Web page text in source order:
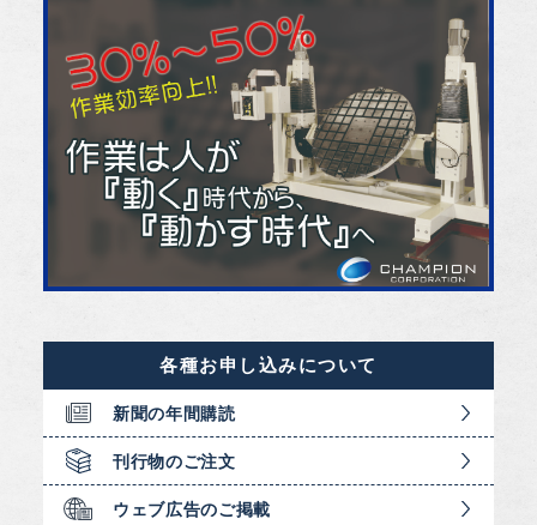
各種お申し込みについて
新聞の年間購読
刊行物のご注文
ウェブ広告のご掲載